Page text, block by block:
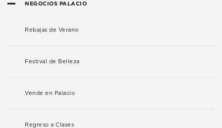
NEGOCIOS PALACIO
Rebajas de Verano
Festival de Belleza
Vende en Palacio
Regreso a Clases